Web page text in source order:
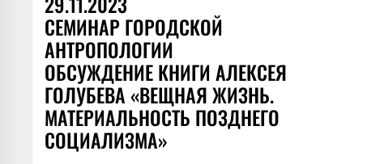
СЕМИНАР ГОРОДСКОЙ
АНТРОПОЛОГИИ
ОБСУЖДЕНИЕ КНИГИ АЛЕКСЕЯ
ГОЛУБЕВА «ВЕЩНАЯ ЖИЗНЬ.
МАТЕРИАЛЬНОСТЬ ПОЗДНЕГО
СОЦИАЛИЗМА»